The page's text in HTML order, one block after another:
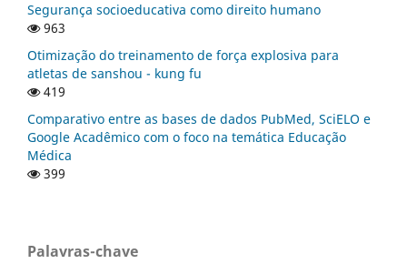
Segurança socioeducativa como direito humano
963
Otimização do treinamento de força explosiva para
atletas de sanshou - kung fu
419
Comparativo entre as bases de dados PubMed, SciELO e
Google Acadêmico com o foco na temática Educação
Médica
399
Palavras-chave